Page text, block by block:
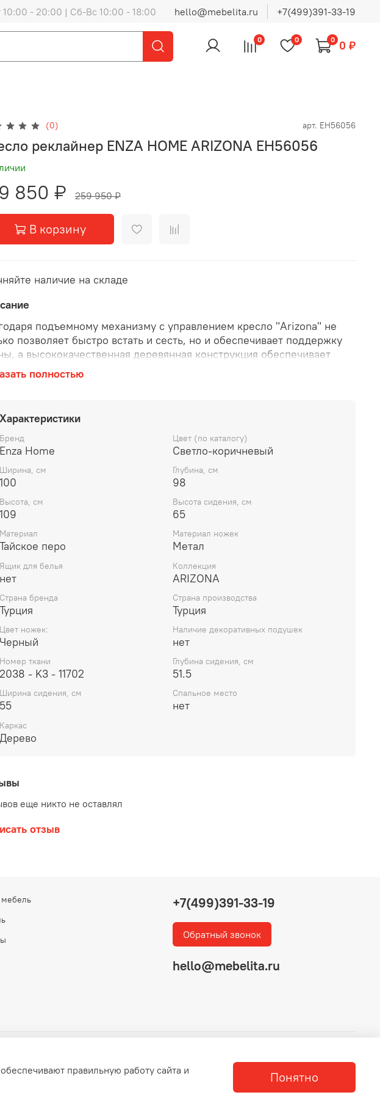
- 20:00 | Сб-Вс 10:00 - 18:00 hello@mebelita.ru +7(499)391-33-19
0 0 0 0 ₽
(0) арт. EH56056
реклайнер ENZA HOME ARIZONA EH56056
850 ₽ 259 950 ₽
В корзину
наличие на складе
подъемному механизму с управлением кресло "Arizona" не
позволяет быстро встать и сесть, но и обеспечивает поддержку
а высококачественная деревянная конструкция обеспечивает
комфорт.
полностью
Характеристики
Бренд
Enza Home
Цвет (по каталогу)
Светло-коричневый
Ширина, см
100
Глубина, см
98
Высота, см
109
Высота сидения, см
65
Материал
Тайское перо
Материал ножек
Метал
Ящик для белья
нет
Коллекция
ARIZONA
Страна бренда
Турция
Страна производства
Турция
Цвет ножек:
Черный
Наличие декоративных подушек
нет
Номер ткани
2038 - K3 - 11702
Глубина сидения, см
51.5
Ширина сидения, см
55
Спальное место
нет
Каркас
Дерево
еще никто не оставлял
отзыв
+7(499)391-33-19
Обратный звонок
hello@mebelita.ru
правильную работу сайта и
Понятно